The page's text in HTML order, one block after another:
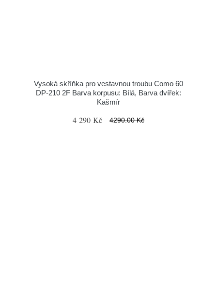
Vysoká skříňka pro vestavnou troubu Como 60
DP-210 2F Barva korpusu: Bílá, Barva dvířek:
Kašmír
4 290 Kč 4290.00 Kč